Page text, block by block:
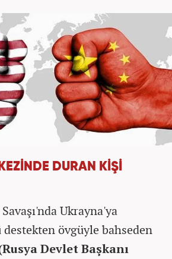
DURAN KİŞİ
Ukrayna'ya
övgüyle bahseden
Devlet Başkanı